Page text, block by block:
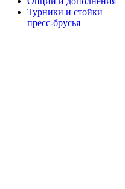
Турники и стойки
пресс-брусья